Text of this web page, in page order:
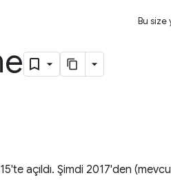
Bu size
açıldı. Şimdi 2017'den